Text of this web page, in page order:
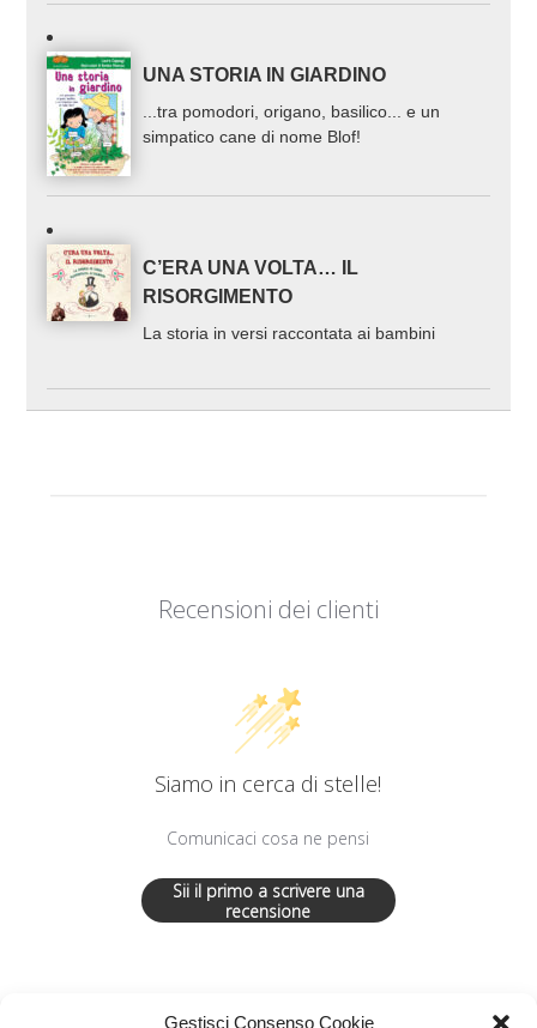
Gestisci Consenso Cookie
UNA STORIA IN GIARDINO
...tra pomodori, origano, basilico... e un
simpatico cane di nome Blof!
C’ERA UNA VOLTA… IL
RISORGIMENTO
La storia in versi raccontata ai bambini
Recensioni dei clienti
Siamo in cerca di stelle!
Comunicaci cosa ne pensi
Sii il primo a scrivere una
recensione